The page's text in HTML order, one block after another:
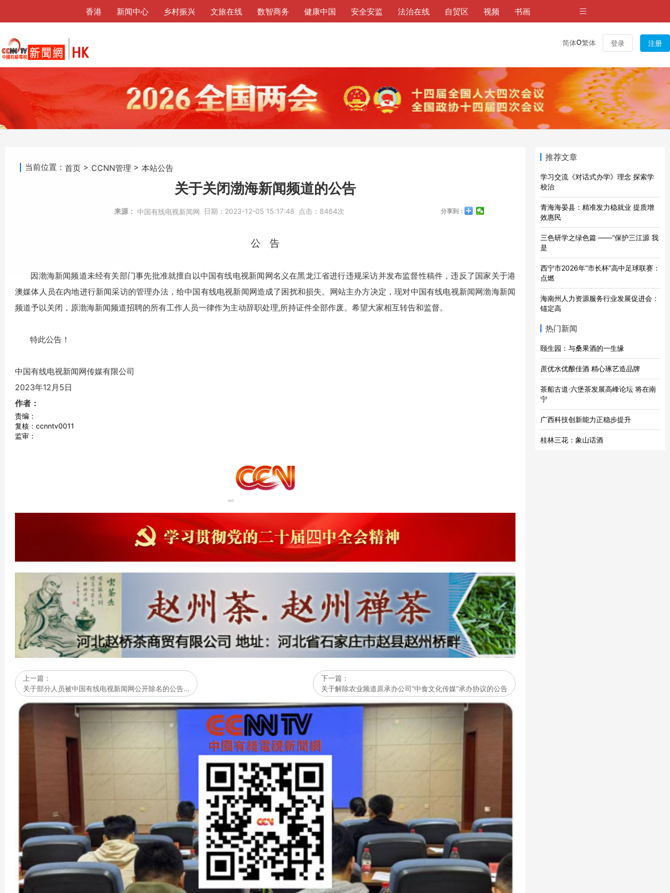
香港 新闻中心 乡村振兴 文旅在线 数智商务 健康中国 安全安监 法治在线 自贸区 视频 书画
简体O繁体 登录 注册
推荐文章
学习交流《对话式办学》理念 探索学
校治
青海海晏县：精准发力稳就业 提质增
效惠民
三色研学之绿色篇 ——“保护三江源 我
是
西宁市2026年“市长杯”高中足球联赛：
点燃
海南州人力资源服务行业发展促进会：
锚定高
热门新闻
颐生园：与桑果酒的一生缘
蔗优水优酿佳酒 精心琢艺造品牌
茶船古道·六堡茶发展高峰论坛 将在南
宁
广西科技创新能力正稳步提升
桂林三花：象山话酒
当前位置： 首页 > CCNN管理 > 本站公告
关于关闭渤海新闻频道的公告
来源： 中国有线电视新闻网 日期： 2023-12-05 15:17:48 点击： 8464次 分享到：
公 告
因渤海新闻频道未经有关部门事先批准就擅自以中国有线电视新闻网名义在黑龙江省进行违规采访并发布监督性稿件，违反了国家关于港
澳媒体人员在内地进行新闻采访的管理办法，给中国有线电视新闻网造成了困扰和损失。网站主办方决定，现对中国有线电视新闻网渤海新闻
频道予以关闭，原渤海新闻频道招聘的所有工作人员一律作为主动辞职处理,所持证件全部作废。希望大家相互转告和监督。
特此公告！
中国有线电视新闻网传媒有限公司
2023年12月5日
作者：
责编：
复核：ccnntv0011
监审：
上一篇：
关于部分人员被中国有线电视新闻网公开除名的公告…
下一篇：
关于解除农业频道原承办公司“中食文化传媒”承办协议的公告